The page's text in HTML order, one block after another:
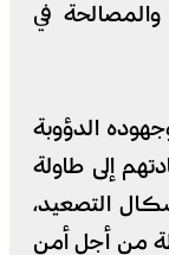
والمصالحة في
الدؤوبة
إلى طاولة
التصعيد،
من أجل أمن